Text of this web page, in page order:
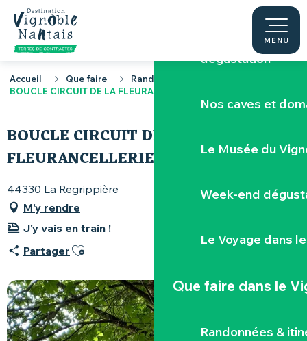
Aller
contenu
principal
MENU
Réserver une
dégustation
Nos caves et
Le Musée du
Week-end
Le Voyage dans
Que faire dans le
Randonnées &
Accueil Que faire
Randonnées & itinérances
BOUCLE CIRCUIT DE LA FLEURANCELLERIE
BOUCLE CIRCUIT DE LA
FLEURANCELLERIE
44330 La Regrippière
M'y rendre
J'y vais en train !
Partager Ajouter aux favoris